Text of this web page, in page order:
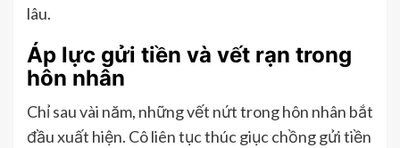
lâu.
Áp lực gửi tiền và vết rạn trong
hôn nhân
Chỉ sau vài năm, những vết nứt trong hôn nhân bắt
đầu xuất hiện. Cô liên tục thúc giục chồng gửi tiền